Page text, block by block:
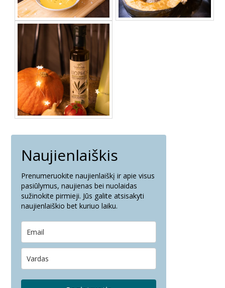
Naujienlaiškis
Prenumeruokite naujienlaiškį ir apie visus
pasiūlymus, naujienas bei nuolaidas
sužinokite pirmieji. Jūs galite atsisakyti
naujienlaiškio bet kuriuo laiku.